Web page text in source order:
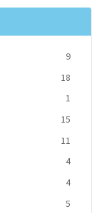
9
18
1
15
11
4
4
5